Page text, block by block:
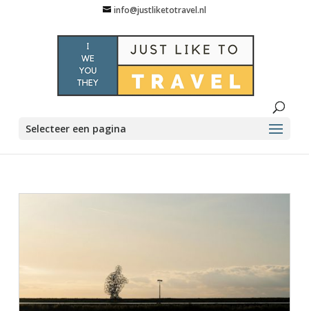
info@justliketotravel.nl
Selecteer een pagina